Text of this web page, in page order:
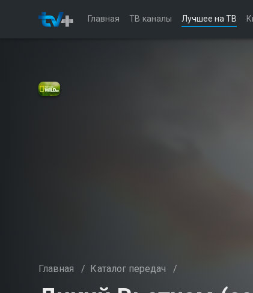
Главная ТВ каналы Лучшее на ТВ
Главная / Каталог передач /